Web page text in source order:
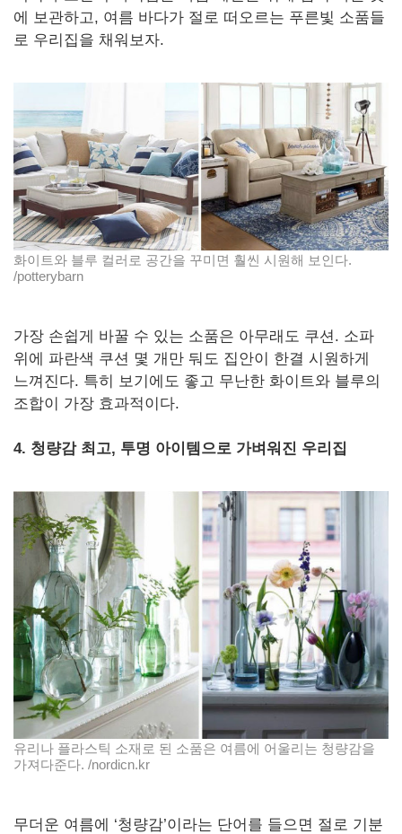
에 보관하고, 여름 바다가 절로 떠오르는 푸른빛 소품들
로 우리집을 채워보자.
화이트와 블루 컬러로 공간을 꾸미면 훨씬 시원해 보인다.
/potterybarn
가장 손쉽게 바꿀 수 있는 소품은 아무래도 쿠션. 소파
위에 파란색 쿠션 몇 개만 둬도 집안이 한결 시원하게
느껴진다. 특히 보기에도 좋고 무난한 화이트와 블루의
조합이 가장 효과적이다.
4. 청량감 최고, 투명 아이템으로 가벼워진 우리집
유리나 플라스틱 소재로 된 소품은 여름에 어울리는 청량감을
가져다준다. /nordicn.kr
무더운 여름에 ‘청량감’이라는 단어를 들으면 절로 기분